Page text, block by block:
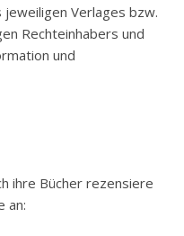
Verlages bzw.
Rechteinhabers und
und
ihre Bücher rezensiere
an: